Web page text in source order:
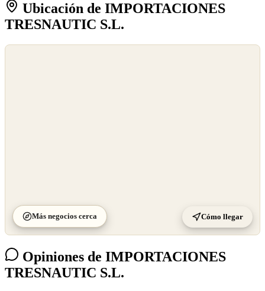
Ubicación de IMPORTACIONES
TRESNAUTIC S.L.
Más negocios cerca Cómo llegar
Opiniones de IMPORTACIONES
TRESNAUTIC S.L.